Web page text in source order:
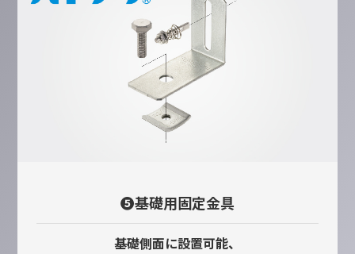
❺基礎用固定金具
基礎側面に設置可能、